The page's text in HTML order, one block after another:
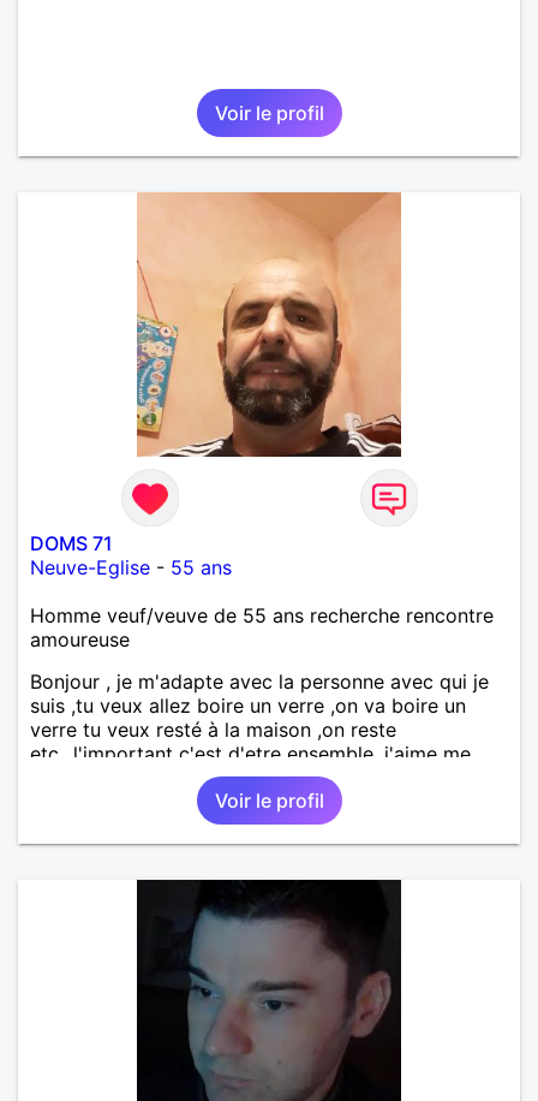
Voir le profil
DOMS 71
Neuve-Eglise - 55 ans
Homme veuf/veuve de 55 ans recherche rencontre
amoureuse
Bonjour , je m'adapte avec la personne avec qui je
suis ,tu veux allez boire un verre ,on va boire un
verre tu veux resté à la maison ,on reste
etc...l'important c'est d'etre ensemble .j'aime me
balader , faire du sport , regarder des film , aller au
théatre etc et j'aime par dessus tous rire
Voir le profil